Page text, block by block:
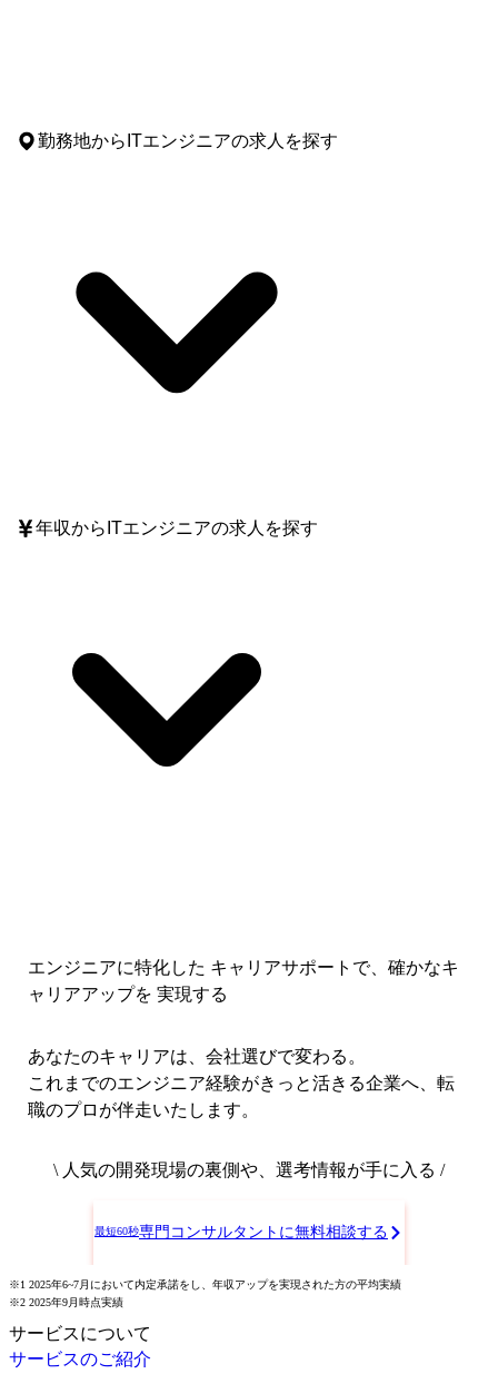
勤務地からITエンジニアの求人を探す
年収からITエンジニアの求人を探す
エンジニアに特化した キャリアサポートで、 確かなキ
ャリアアップを 実現する
あなたのキャリアは、会社選びで変わる。
これまでのエンジニア経験がきっと活きる企業へ、転
職のプロが伴走いたします。
\ 人気の開発現場の裏側や、選考情報が手に入る /
最短60秒専門コンサルタントに無料相談する
※1 2025年6~7月において内定承諾をし、年収アップを実現された方の平均実績
※2 2025年9月時点実績
サービスについて
サービスのご紹介